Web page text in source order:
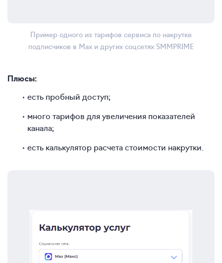
Пример одного из тарифов сервиса по накрутке
подписчиков в Max и других соцсетях SMMPRIME
Плюсы:
есть пробный доступ;
много тарифов для увеличения показателей
канала;
есть калькулятор расчета стоимости накрутки.